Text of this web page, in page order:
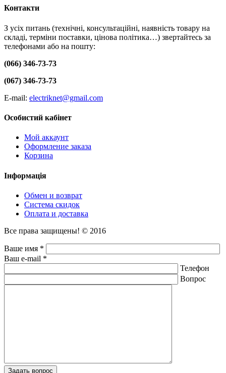
Контакти
З усіх питань (технічні, консультаційні, наявність товару на
складі, терміни поставки, цінова політика…) звертайтесь за
телефонами або на пошту:
(066) 346-73-73
(067) 346-73-73
E-mail: electriknet@gmail.com
Особистий кабінет
Мой аккаунт
Оформление заказа
Корзина
Інформація
Обмен и возврат
Система скидок
Оплата и доставка
Все права защищены! © 2016
Ваше имя *
Ваш e-mail *
Телефон
Вопрос